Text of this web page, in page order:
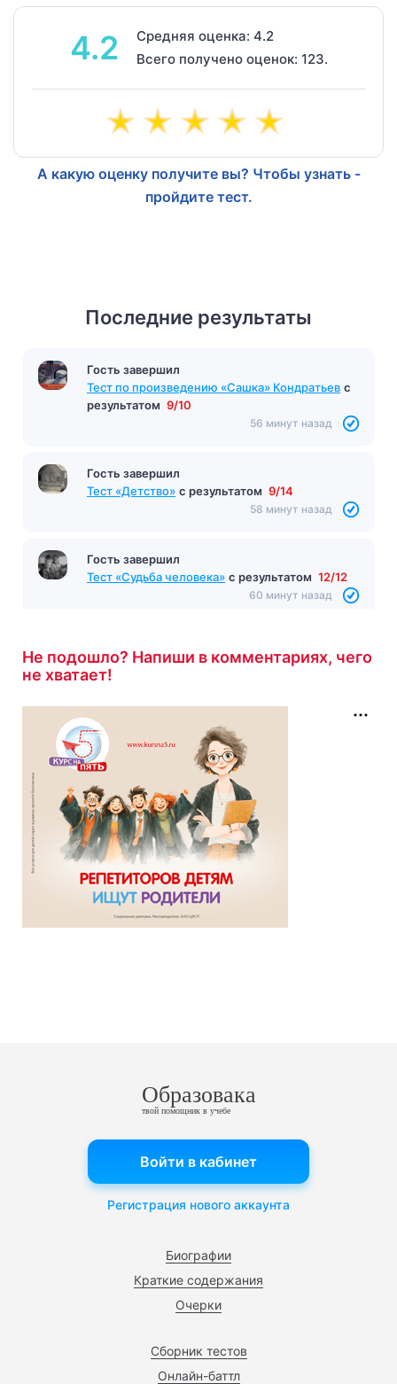
4.2
Средняя оценка: 4.2
Всего получено оценок: 123.
А какую оценку получите вы? Чтобы узнать -
пройдите тест.
Последние результаты
Гость завершил
Тест по произведению «Сашка» Кондратьев с
результатом 9/10
56 минут назад
Гость завершил
Тест «Детство» с результатом 9/14
58 минут назад
Гость завершил
Тест «Судьба человека» с результатом 12/12
60 минут назад
Не подошло? Напиши в комментариях, чего
не хватает!
Образовака
твой помощник в учебе
Биографии
Краткие содержания
Очерки
Сборник тестов
Онлайн-баттл
Войти в кабинет
Регистрация нового аккаунта